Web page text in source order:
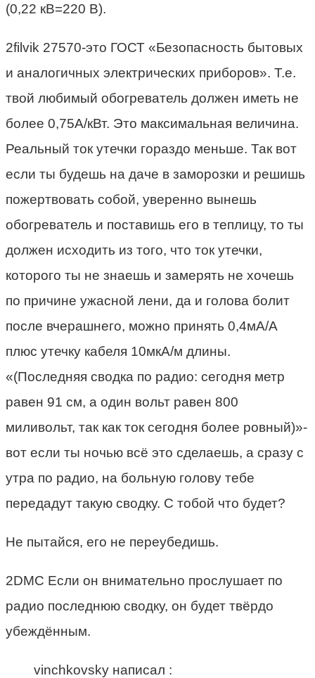
(0,22 кВ=220 В).
2filvik 27570-это ГОСТ «Безопасность бытовых
и аналогичных электрических приборов». Т.е.
твой любимый обогреватель должен иметь не
более 0,75А/кВт. Это максимальная величина.
Реальный ток утечки гораздо меньше. Так вот
если ты будешь на даче в заморозки и решишь
пожертвовать собой, уверенно вынешь
обогреватель и поставишь его в теплицу, то ты
должен исходить из того, что ток утечки,
которого ты не знаешь и замерять не хочешь
по причине ужасной лени, да и голова болит
после вчерашнего, можно принять 0,4мА/А
плюс утечку кабеля 10мкА/м длины.
«(Последняя сводка по радио: сегодня метр
равен 91 см, а один вольт равен 800
миливольт, так как ток сегодня более ровный)»-
вот если ты ночью всё это сделаешь, а сразу с
утра по радио, на больную голову тебе
передадут такую сводку. С тобой что будет?
Не пытайся, его не переубедишь.
2DMC Если он внимательно прослушает по
радио последнюю сводку, он будет твёрдо
убеждённым.
vinchkovsky написал :